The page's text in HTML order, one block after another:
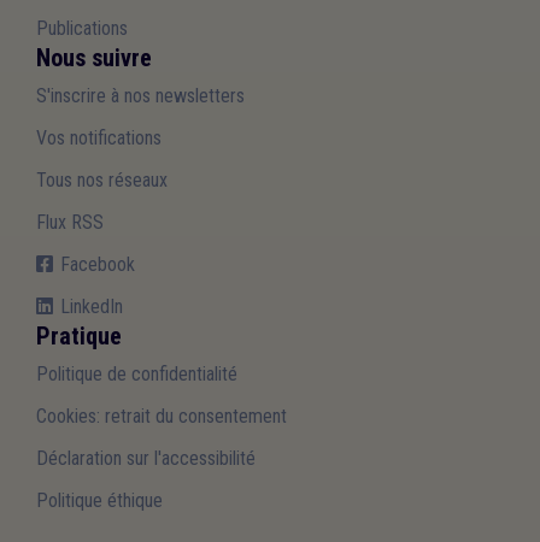
Publications
Nous suivre
S'inscrire à nos newsletters
Vos notifications
Tous nos réseaux
Flux RSS
Facebook
LinkedIn
Pratique
Politique de confidentialité
Cookies: retrait du consentement
Déclaration sur l'accessibilité
Politique éthique